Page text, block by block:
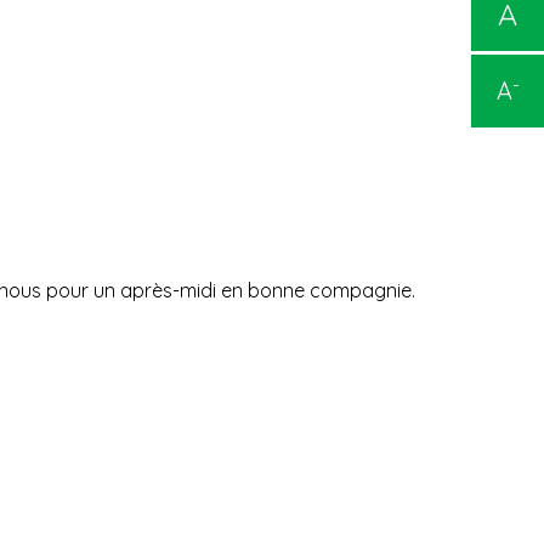
A
A-
pour un après-midi en bonne compagnie.